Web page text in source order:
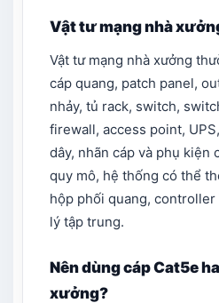
Vật tư mạng nhà
Vật tư mạng nhà xưởng
cáp quang, patch panel,
nhảy, tủ rack, switch,
firewall, access point,
dây, nhãn cáp và phụ kiện
quy mô, hệ thống có thể
hộp phối quang,
lý tập trung.
Nên dùng cáp Cat5e
xưởng?